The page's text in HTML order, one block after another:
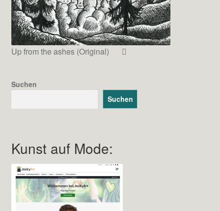
Up from the ashes (Original)
Suchen
Suchen
Kunst auf Mode: